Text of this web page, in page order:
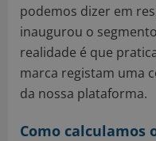
podemos dizer em
inaugurou o
realidade é que
marca registam uma
da nossa plataforma.
Como calculamos